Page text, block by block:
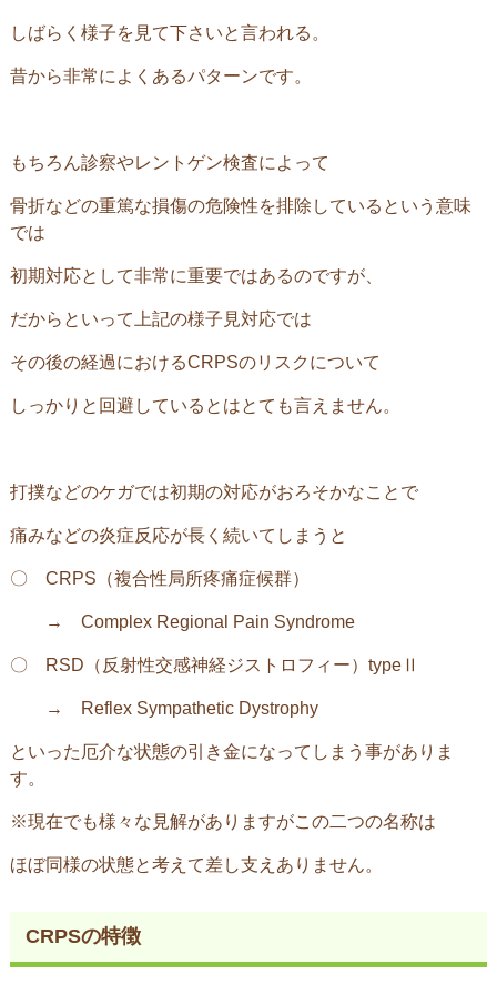
しばらく様子を見て下さいと言われる。
昔から非常によくあるパターンです。
もちろん診察やレントゲン検査によって
骨折などの重篤な損傷の危険性を排除しているという意味
では
初期対応として非常に重要ではあるのですが、
だからといって上記の様子見対応では
その後の経過におけるCRPSのリスクについて
しっかりと回避しているとはとても言えません。
打撲などのケガでは初期の対応がおろそかなことで
痛みなどの炎症反応が長く続いてしまうと
〇 CRPS（複合性局所疼痛症候群）
→ Complex Regional Pain Syndrome
〇 RSD（ 反射性交感神経ジストロフィー）typeⅡ
→ Reflex Sympathetic Dystrophy
といった厄介な状態の引き金になってしまう事がありま
す。
※現在でも様々な見解がありますがこの二つの名称は
ほぼ同様の状態と考えて差し支えありません。
CRPSの特徴